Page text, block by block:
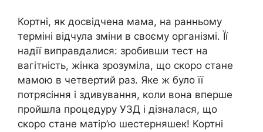
Кортні, як досвідчена мама, на ранньому
терміні відчула зміни в своєму організмі. Її
надії виправдалися: зробивши тест на
вагітність, жінка зрозуміла, що скоро стане
мамою в четвертий раз. Яке ж було її
потрясіння і здивування, коли вона вперше
пройшла процедуру УЗД і дізналася, що
скоро стане матір’ю шестерняшек! Кортні